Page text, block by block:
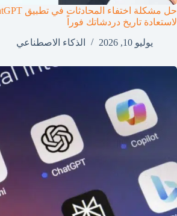
لاستعادة تاريخ دردشاتك فوراً
يوليو 10, 2026
الذكاء الاصطناعي